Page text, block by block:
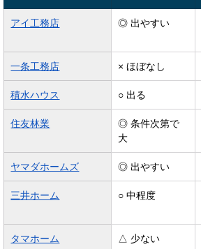
アイ工務店 ◎ 出やすい
一条工務店 × ほぼなし
積水ハウス ○ 出る
住友林業
◎ 条件次第で
大
ヤマダホームズ ◎ 出やすい
三井ホーム ○ 中程度
タマホーム △ 少ない